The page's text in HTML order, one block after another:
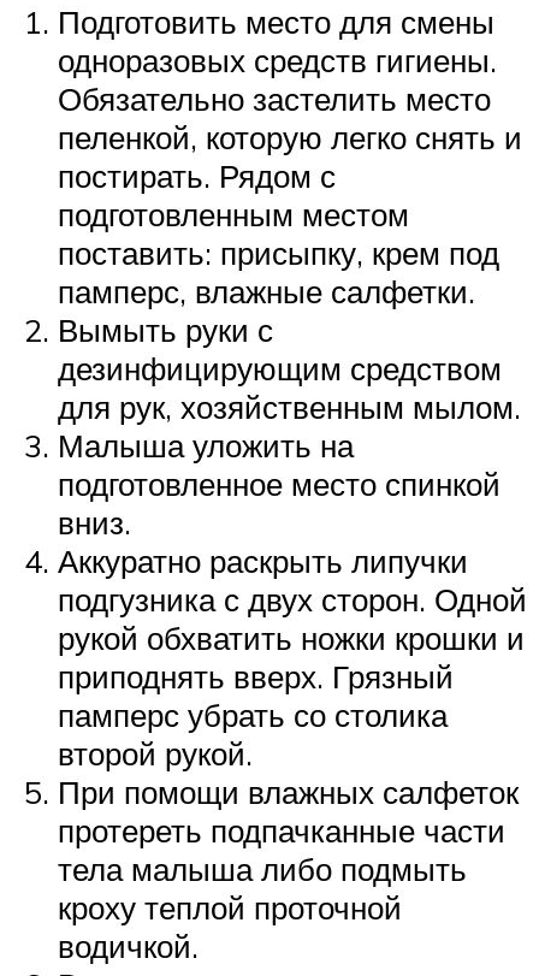
Подготовить место для смены
одноразовых средств гигиены.
Обязательно застелить место
пеленкой, которую легко снять и
постирать. Рядом с
подготовленным местом
поставить: присыпку, крем под
памперс, влажные салфетки.
Вымыть руки с
дезинфицирующим средством
для рук, хозяйственным мылом.
Малыша уложить на
подготовленное место спинкой
вниз.
Аккуратно раскрыть липучки
подгузника с двух сторон. Одной
рукой обхватить ножки крошки и
приподнять вверх. Грязный
памперс убрать со столика
второй рукой.
При помощи влажных салфеток
протереть подпачканные части
тела малыша либо подмыть
кроху теплой проточной
водичкой.